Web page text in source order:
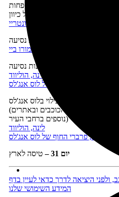
טיול בצפון כביש 1 (פוינט לובוס וכביש 17 המייל), פחות
משעה נסיעה לכל כיוון
לינה, מונטריי
לינה, קמבריה/מורו ביי
לינה, הוליווד
לינה, פרברי החוף של לוס אנג'לס
יום בילוי בלוס אנג'לס
(ניתן לבקר ביום זה ביוניברסל סטודיוס או בשדרת הכוכבים ובאתרים
נוספים ברחבי העיר)
לינה, הוליווד
לינה, פרברי החוף של לוס אנג'לס
יום 31
–טיסה לארץ
ולפני היציאה לדרך כדאי לעיין בדף
המידע השימושי שלנו